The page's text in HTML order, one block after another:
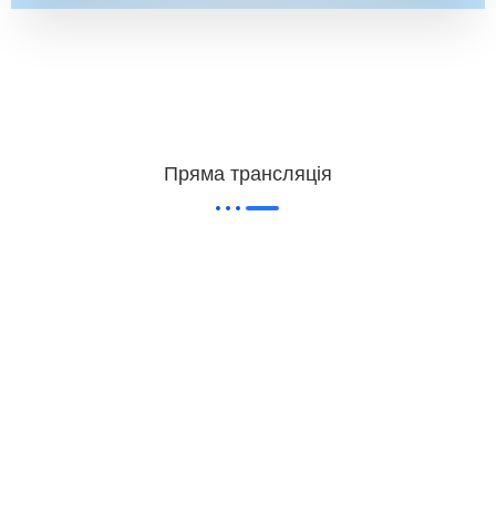
Пряма трансляція